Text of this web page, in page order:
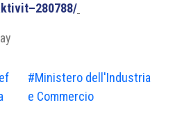
#Ministero dell'Industria
e Commercio